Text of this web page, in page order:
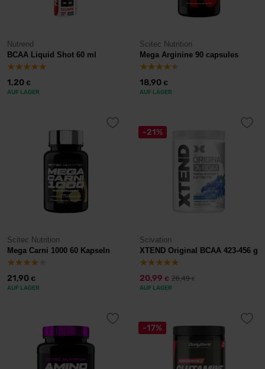
Nutrend
BCAA Liquid Shot 60 ml
1,20 €
AUF LAGER
Scitec Nutrition
Mega Arginine 90 capsules
18,90 €
AUF LAGER
Scitec Nutrition
Mega Carni 1000 60 Kapseln
21,90 €
AUF LAGER
-21%
Scivation
XTEND Original BCAA 423-456 g
20,99 € 26,49€
AUF LAGER
-17%